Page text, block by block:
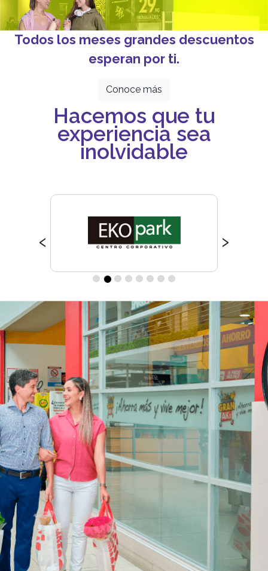
Todos los meses grandes descuentos
esperan por ti.
Conoce más
Hacemos que tu
experiencia sea
inolvidable
‹ ›